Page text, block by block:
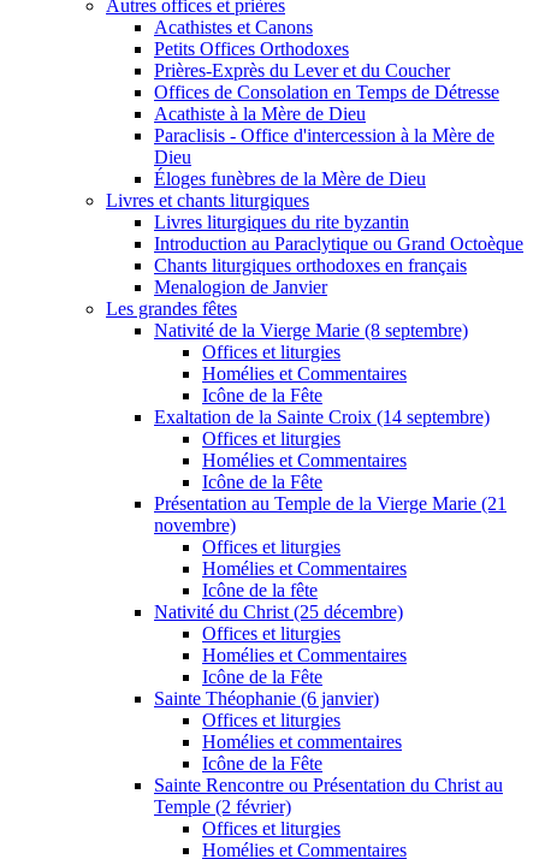
Autres offices et prières
Acathistes et Canons
Petits Offices Orthodoxes
Prières-Exprès du Lever et du Coucher
Offices de Consolation en Temps de Détresse
Acathiste à la Mère de Dieu
Paraclisis - Office d'intercession à la Mère de
Dieu
Éloges funèbres de la Mère de Dieu
Livres et chants liturgiques
Livres liturgiques du rite byzantin
Introduction au Paraclytique ou Grand Octoèque
Chants liturgiques orthodoxes en français
Menalogion de Janvier
Les grandes fêtes
Nativité de la Vierge Marie (8 septembre)
Offices et liturgies
Homélies et Commentaires
Icône de la Fête
Exaltation de la Sainte Croix (14 septembre)
Offices et liturgies
Homélies et Commentaires
Icône de la Fête
Présentation au Temple de la Vierge Marie (21
novembre)
Offices et liturgies
Homélies et Commentaires
Icône de la fête
Nativité du Christ (25 décembre)
Offices et liturgies
Homélies et Commentaires
Icône de la Fête
Sainte Théophanie (6 janvier)
Offices et liturgies
Homélies et commentaires
Icône de la Fête
Sainte Rencontre ou Présentation du Christ au
Temple (2 février)
Offices et liturgies
Homélies et Commentaires